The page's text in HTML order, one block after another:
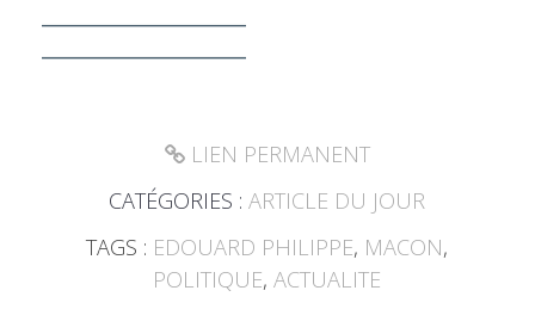
LIEN PERMANENT
CATÉGORIES :ARTICLE DU JOUR
TAGS : EDOUARD PHILIPPE, MACON,
POLITIQUE,ACTUALITE